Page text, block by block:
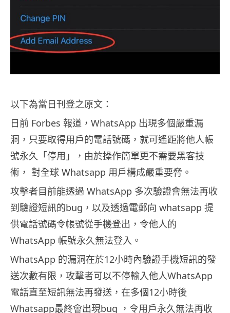
以下為當日刊登之原文：
日前 Forbes 報道，WhatsApp 出現多個嚴重漏
洞，只要取得用戶的電話號碼，就可遙距將他人帳
號永久「停用」，由於操作簡單更不需要黑客技
術， 對全球 Whatsapp 用戶構成嚴重要脅。
攻擊者目前能透過 WhatsApp 多次驗證會無法再收
到驗證短訊的bug，以及透過電郵向 whatsapp 提
供電話號碼令帳號從手機登出，令他人的
WhatsApp 帳號永久無法登入。
WhatsApp 的漏洞在於12小時內驗證手機短訊的發
送次數有限，攻擊者可以不停輸入他人WhatsApp
電話直至短訊無法再發送，在多個12小時後
Whatsapp最終會出現bug ，令用戶永久無法再收